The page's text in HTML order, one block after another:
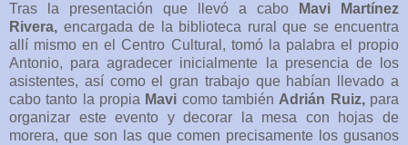
Tras la presentación que llevó a cabo
Mavi Martínez
Rivera, encargada de la biblioteca rural que se encuentra
allí mismo en el Centro Cultural, tomó la palabra el propio
Antonio, para agradecer inicialmente la presencia de los
asistentes, así como el gran trabajo que habían llevado a
cabo tanto la propia Mavi como también Adrián Ruiz,para
organizar este evento y decorar la mesa con hojas de
morera, que son las que comen precisamente los gusanos